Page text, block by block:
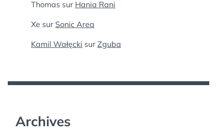
Thomas sur Hania Rani
Xe sur Sonic Area
Kamil Wałęcki sur Zguba
Archives